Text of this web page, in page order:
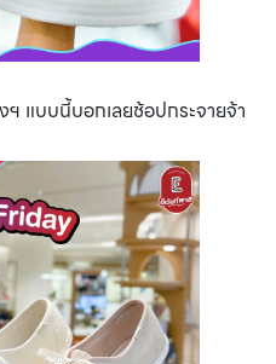
แบบนี้บอกเลยช้อปกระจายจ้า